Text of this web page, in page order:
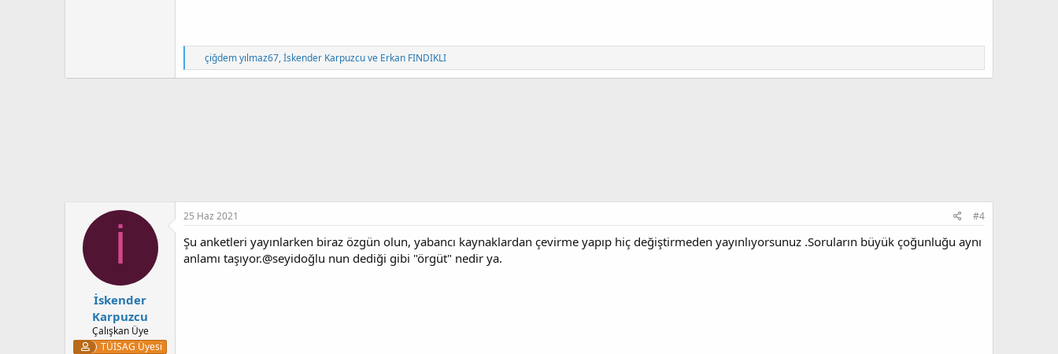
T
e
p
çiğdem yılmaz67,İskender Karpuzcuve Erkan FINDIKLI
İ
İskender
Karpuzcu
Çalışkan Üye
TÜİSAG Üyesi
25 Haz 2021 #4
Şu anketleri yayınlarken biraz özgün olun, yabancı kaynaklardan çevirme yapıp hiç değiştirmeden yayınlıyorsunuz .Soruların büyük çoğunluğu aynı
anlamı taşıyor.@seyidoğlu nun dediği gibi "örgüt" nedir ya.